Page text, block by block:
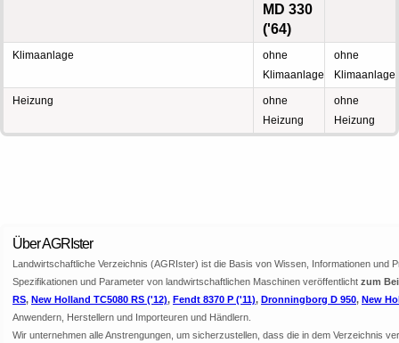
MD 330
('64)
Klimaanlage
ohne
Klimaanlage
ohne
Klimaanlage
Heizung
ohne
Heizung
ohne
Heizung
Über AGRIster
Landwirtschaftliche Verzeichnis (AGRIster) ist die Basis von Wissen, Informationen
Spezifikationen und Parameter von landwirtschaftlichen Maschinen veröffentlicht zum
RS, New Holland TC5080 RS ('12), Fendt 8370 P ('11), Dronningborg D 950, New
Anwendern, Herstellern und Importeuren und Händlern.
Wir unternehmen alle Anstrengungen, um sicherzustellen, dass die in dem Verzeichnis